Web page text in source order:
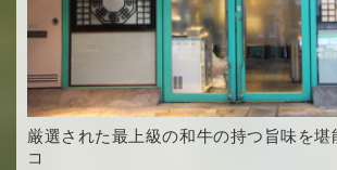
厳選された最上級の和牛の持つ旨味を堪
コ